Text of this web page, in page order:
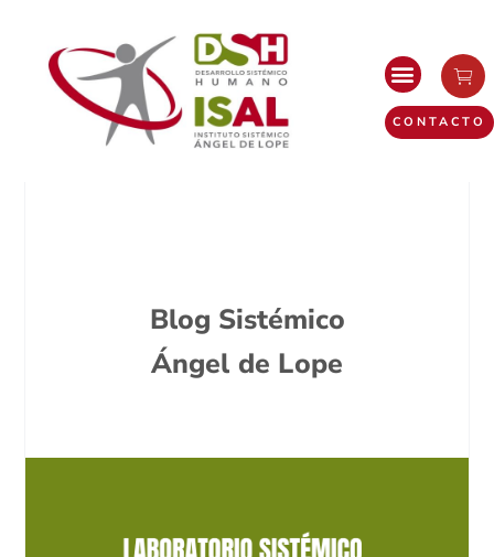
CONTACTO
Blog Sistémico
Ángel de Lope